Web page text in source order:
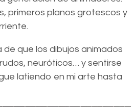
primeros planos grotescos y
de que los dibujos animados
neuróticos… y sentirse
latiendo en mi arte hasta